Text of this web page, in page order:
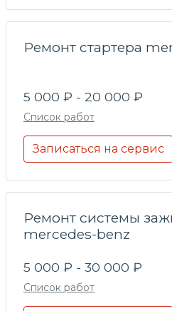
Ремонт стартера
5 000 ₽ - 20 000 ₽
Список работ
Записаться на сервис
Ремонт системы
mercedes-benz
5 000 ₽ - 30 000 ₽
Список работ